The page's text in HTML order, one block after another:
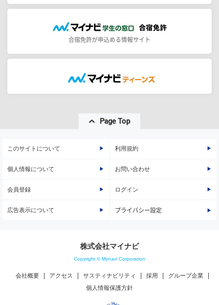
合宿免許が申込める情報サイト
Page Top
このサイトについて 利用規約
個人情報について お問い合わせ
会員登録 ログイン
広告表示について プライバシー設定
株式会社マイナビ
Copyright © Mynavi Corporation
会社概要 アクセス サスティナビリティ 採用
グループ企業
個人情報保護方針